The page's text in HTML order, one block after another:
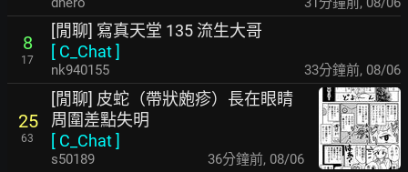
8
17
[閒聊] 寫真天堂 135 流生大哥
[ C_Chat]
nk940155 33分鐘前, 08/06
25
63
[閒聊] 皮蛇（帶狀皰疹）長在眼睛
周圍差點失明
[ C_Chat]
s50189 36分鐘前, 08/06